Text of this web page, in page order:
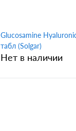
Glucosamine
табл (Solgar)
Нет в наличии